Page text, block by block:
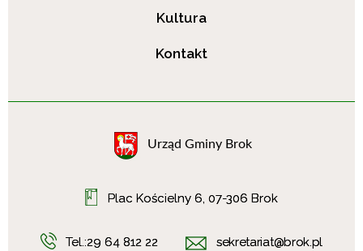
Kultura
Kontakt
Urząd Gminy Brok
Plac Kościelny 6, 07-306 Brok
Tel.:29 64 812 22 sekretariat@brok.pl